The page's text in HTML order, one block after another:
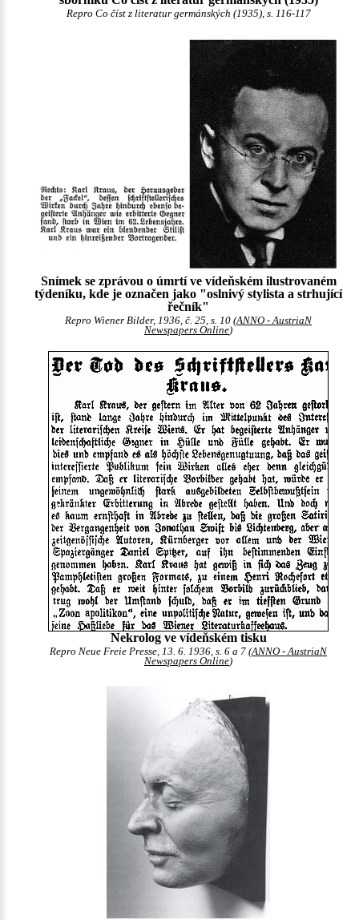
Repro Co číst z literatur germánských (1935), s. 116-117
Snímek se zprávou o úmrtí ve vídeňském ilustrovaném
týdeníku, kde je označen jako "oslnivý stylista a strhující
řečník"
Repro Wiener Bilder, 1936, č. 25, s. 10 (ANNO - AustriaN
Newspapers Online)
Nekrolog ve vídeňském tisku
Repro Neue Freie Presse, 13. 6. 1936, s. 6 a 7 (ANNO - AustriaN
Newspapers Online)